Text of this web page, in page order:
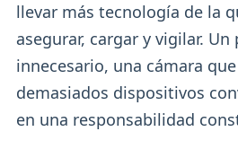
llevar más tecnología de la
asegurar, cargar y vigilar.
innecesario, una cámara
demasiados dispositivos
en una responsabilidad